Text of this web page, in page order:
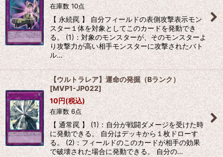
在庫数 10点
【 永続罠 】 自分フィールドの表側攻撃表示モン
スター１体を対象としてこのカードを発動でき
る。 (1)：対象のモンスターが、そのモンスターよ
り攻撃力が高い相手モンスターに攻撃されたバト
ル…
【ウルトラレア】運命の発掘（Bランク）
[MVP1-JP022]
10円(税込)
在庫数 6点
【 通常罠 】 (1)：自分が戦闘ダメージを受けた時
に発動できる。 自分はデッキから１枚ドローす
る。 (2)：フィールドのこのカードが相手の効果
で破壊された場合に発動できる。 自分の…